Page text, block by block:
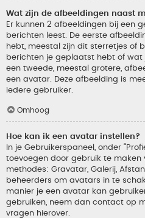
Wat zijn de afbeeldingen naast
Er kunnen 2 afbeeldingen bij een
berichten leest. De eerste
hebt, meestal zijn dit sterretjes of
berichten je geplaatst hebt of wat
een tweede, meestal grotere,
een avatar. Deze afbeelding is
iedere gebruiker.
Omhoog
Hoe kan ik een avatar instellen?
In je Gebruikerspaneel, onder
toevoegen door gebruik te maken
methodes: Gravatar, Galerij,
beheerders om avatars in te
manier je een avatar kan
gebruiken, neem dan contact op
vragen hierover.